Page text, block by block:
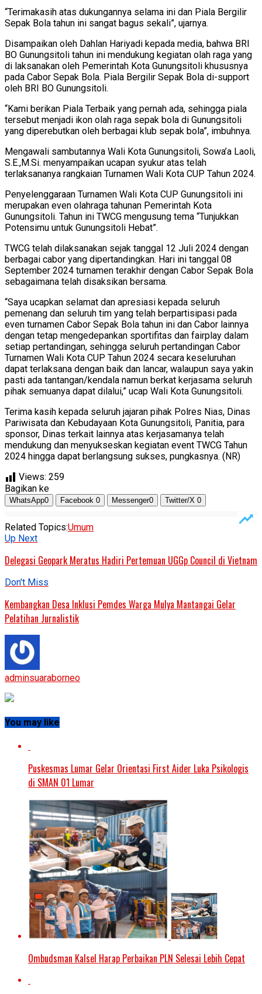
“Terimakasih atas dukungannya selama ini dan Piala Bergilir
Sepak Bola tahun ini sangat bagus sekali”, ujarnya.
Disampaikan oleh Dahlan Hariyadi kepada media, bahwa BRI
BO Gunungsitoli tahun ini mendukung kegiatan olah raga yang
di laksanakan oleh Pemerintah Kota Gunungsitoli khususnya
pada Cabor Sepak Bola. Piala Bergilir Sepak Bola di-support
oleh BRI BO Gunungsitoli.
“Kami berikan Piala Terbaik yang pernah ada, sehingga piala
tersebut menjadi ikon olah raga sepak bola di Gunungsitoli
yang diperebutkan oleh berbagai klub sepak bola”, imbuhnya.
Mengawali sambutannya Wali Kota Gunungsitoli, Sowa’a Laoli,
S.E.,M.Si. menyampaikan ucapan syukur atas telah
terlaksananya rangkaian Turnamen Wali Kota CUP Tahun 2024.
Penyelenggaraan Turnamen Wali Kota CUP Gunungsitoli ini
merupakan even olahraga tahunan Pemerintah Kota
Gunungsitoli. Tahun ini TWCG mengusung tema “Tunjukkan
Potensimu untuk Gunungsitoli Hebat”.
TWCG telah dilaksanakan sejak tanggal 12 Juli 2024 dengan
berbagai cabor yang dipertandingkan. Hari ini tanggal 08
September 2024 turnamen terakhir dengan Cabor Sepak Bola
sebagaimana telah disaksikan bersama.
“Saya ucapkan selamat dan apresiasi kepada seluruh
pemenang dan seluruh tim yang telah berpartisipasi pada
even turnamen Cabor Sepak Bola tahun ini dan Cabor lainnya
dengan tetap mengedepankan sportifitas dan fairplay dalam
setiap pertandingan, sehingga seluruh pertandingan Cabor
Turnamen Wali Kota CUP Tahun 2024 secara keseluruhan
dapat terlaksana dengan baik dan lancar, walaupun saya yakin
pasti ada tantangan/kendala namun berkat kerjasama seluruh
pihak semuanya dapat dilalui,” ucap Wali Kota Gunungsitoli.
Terima kasih kepada seluruh jajaran pihak Polres Nias, Dinas
Pariwisata dan Kebudayaan Kota Gunungsitoli, Panitia, para
sponsor, Dinas terkait lainnya atas kerjasamanya telah
mendukung dan menyukseskan kegiatan event TWCG Tahun
2024 hingga dapat berlangsung sukses, pungkasnya. (NR)
Views: 259
Bagikan ke
WhatsApp0 Facebook 0 Messenger0 Twitter/X 0
Related Topics:Umum
Up Next
Delegasi Geopark Meratus Hadiri Pertemuan UGGp Council di Vietnam
Don't Miss
Kembangkan Desa Inklusi Pemdes Warga Mulya Mantangai Gelar
Pelatihan Jurnalistik
adminsuaraborneo
You may like
Puskesmas Lumar Gelar Orientasi First Aider Luka Psikologis
di SMAN 01 Lumar
Ombudsman Kalsel Harap Perbaikan PLN Selesai Lebih Cepat